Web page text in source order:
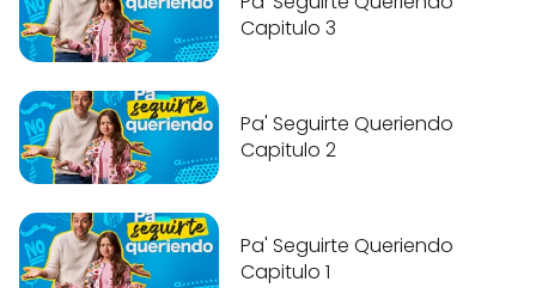
Capitulo 3
Pa' Seguirte Queriendo
Capitulo 2
Pa' Seguirte Queriendo
Capitulo 1